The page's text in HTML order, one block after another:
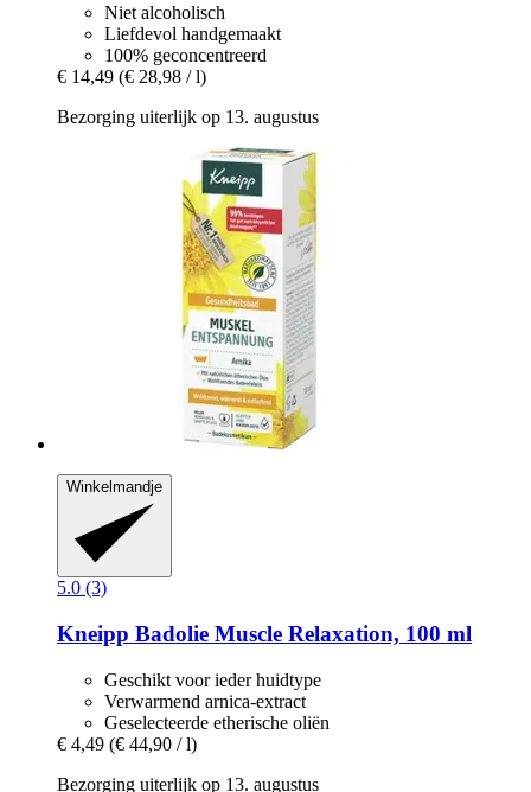
Niet alcoholisch
Liefdevol handgemaakt
100% geconcentreerd
€ 14,49 (€ 28,98 / l)
Bezorging uiterlijk op 13. augustus
Winkelmandje
5.0 (3)
Kneipp Badolie Muscle Relaxation, 100 ml
Geschikt voor ieder huidtype
Verwarmend arnica-extract
Geselecteerde etherische oliën
€ 4,49 (€ 44,90 / l)
Bezorging uiterlijk op 13. augustus